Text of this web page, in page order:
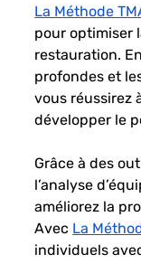
La Méthode
pour optimiser
restauration.
profondes et
vous réussirez
développer le
Grâce à des
l’analyse
améliorez la
Avec La
individuels